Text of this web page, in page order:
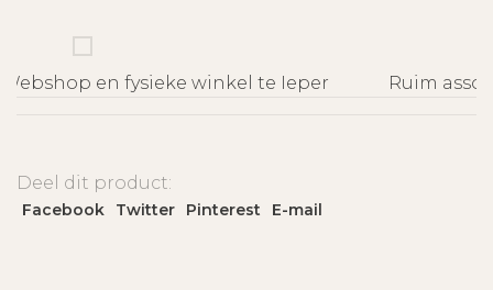
en fysieke winkel te Ieper Ruim
Deel dit product:
Facebook Twitter Pinterest E-mail